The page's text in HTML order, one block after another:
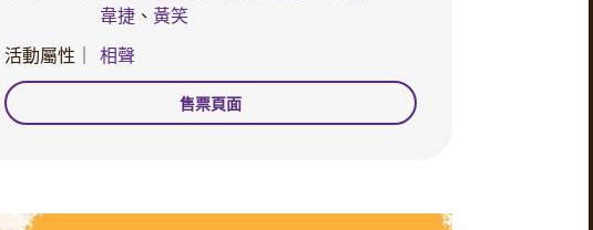
韋捷、 黃笑
活動屬性｜ 相聲
售票頁面